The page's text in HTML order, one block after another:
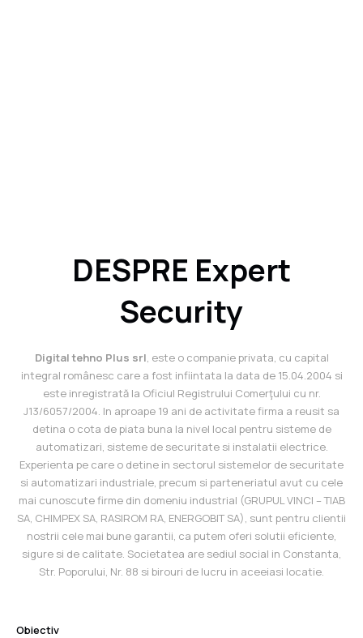
DESPRE Expert
Security
Digital tehno Plus srl, este o companie privata, cu capital
integral românesc care a fost infiintata la data de 15.04.2004 si
este inregistrată la Oficiul Registrului Comerţului cu nr.
J13/6057/2004. In aproape 19 ani de activitate firma a reusit sa
detina o cota de piata buna la nivel local pentru sisteme de
automatizari, sisteme de securitate si instalatii electrice.
Experienta pe care o detine in sectorul sistemelor de securitate
si automatizari industriale, precum si parteneriatul avut cu cele
mai cunoscute firme din domeniu industrial (GRUPUL VINCI – TIAB
SA, CHIMPEX SA, RASIROM RA, ENERGOBIT SA), sunt pentru clientii
nostrii cele mai bune garantii, ca putem oferi solutii eficiente,
sigure si de calitate. Societatea are sediul social in Constanta,
Str. Poporului, Nr. 88 si birouri de lucru in aceeiasi locatie.
Obiectiv